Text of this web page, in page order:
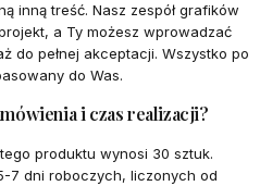
inną treść. Nasz zespół grafików
a Ty możesz wprowadzać
do pełnej akceptacji. Wszystko po
do Was.
i czas realizacji?
produktu wynosi 30 sztuk.
7 dni roboczych, liczonych od